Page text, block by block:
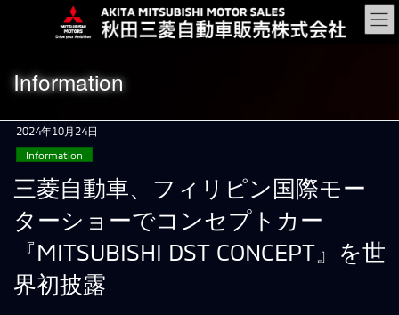
移
ン
Information
2024年10月24日
Information
三菱自動車、フィリピン国際モー
ターショーでコンセプトカー
『MITSUBISHI DST CONCEPT』を世
界初披露